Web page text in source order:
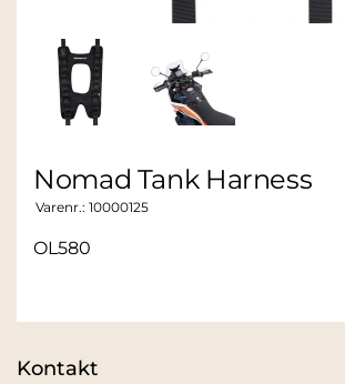
Nomad Tank Harness
Varenr.: 10000125
OL580
Kontakt